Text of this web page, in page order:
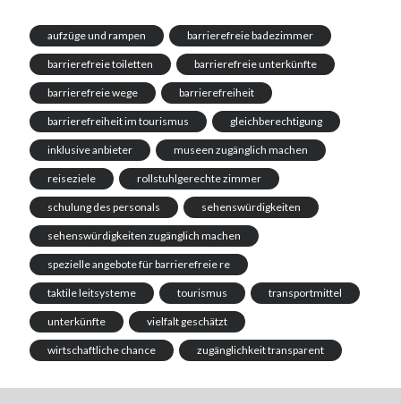
aufzüge und rampen barrierefreie badezimmer
barrierefreie toiletten barrierefreie unterkünfte
barrierefreie wege barrierefreiheit
barrierefreiheit im tourismus gleichberechtigung
inklusive anbieter museen zugänglich machen
reiseziele rollstuhlgerechte zimmer
schulung des personals sehenswürdigkeiten
sehenswürdigkeiten zugänglich machen
spezielle angebote für barrierefreie re
taktile leitsysteme tourismus transportmittel
unterkünfte vielfalt geschätzt
wirtschaftliche chance zugänglichkeit transparent